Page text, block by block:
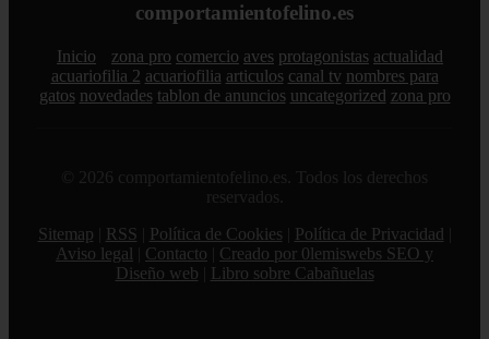
comportamientofelino.es
Inicio zona pro comercio aves protagonistas actualidad
acuariofilia 2 acuariofilia articulos canal tv nombres para
gatos novedades tablon de anuncios uncategorized zona pro
© 2026 comportamientofelino.es. Todos los derechos
reservados.
Sitemap
RSS Política de Cookies Política de Privacidad
Aviso legal
Contacto
Creado por 0lemiswebs SEO y
Diseño web
Libro sobre Cabañuelas